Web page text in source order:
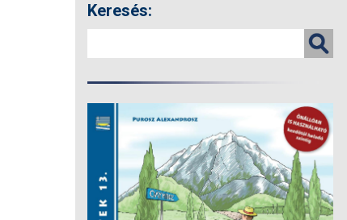
Keresés: